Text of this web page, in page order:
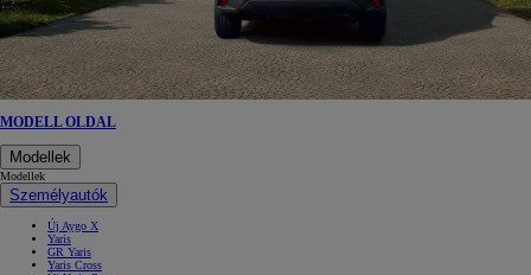
MODELL OLDAL
Modellek
Modellek
Személyautók
Új Aygo X
Yaris
GR Yaris
Yaris Cross